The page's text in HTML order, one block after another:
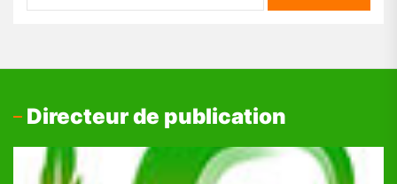
Directeur de publication